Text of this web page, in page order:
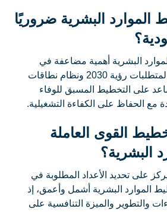
الموارد البشرية ضروريًا
البشرية أهمية مضاعفة في
السياق السعودي نظرًا لمتطلبات رؤية 2030 ونظام نطاقات
على التخطيط المسبق للوفاء
مع الحفاظ على الكفاءة التشغيلية.
القوى العاملة
البشرية؟
على تحديد الأعداد المطلوبة في
الموارد البشرية أشمل وأعمق، إذ
والتطوير والميزة التنافسية على